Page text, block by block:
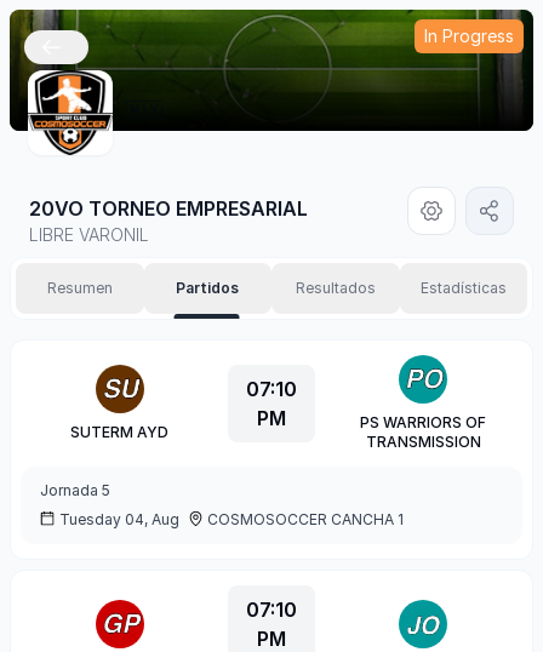
In Progress
20VO TORNEO EMPRESARIAL
LIBRE VARONIL
Resumen Partidos Resultados Estadísticas
SUTERM AYD
07:10
PM
PS WARRIORS OF
TRANSMISSION
Jornada 5
Tuesday 04, Aug
COSMOSOCCER CANCHA 1
07:10
PM